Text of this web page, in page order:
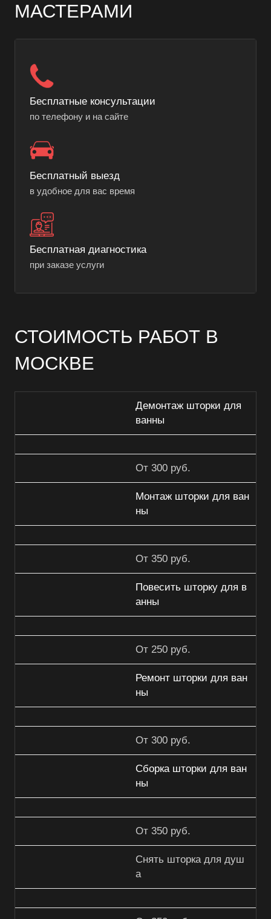
МАСТЕРАМИ
Бесплатные консультации
по телефону и на сайте
Бесплатный выезд
в удобное для вас время
Бесплатная диагностика
при заказе услуги
СТОИМОСТЬ РАБОТ В
МОСКВЕ
Демонтаж шторки для
ванны
От 300 руб.
Монтаж шторки для ван
ны
От 350 руб.
Повесить шторку для в
анны
От 250 руб.
Ремонт шторки для ван
ны
От 300 руб.
Сборка шторки для ван
ны
От 350 руб.
Снять шторка для душ
а